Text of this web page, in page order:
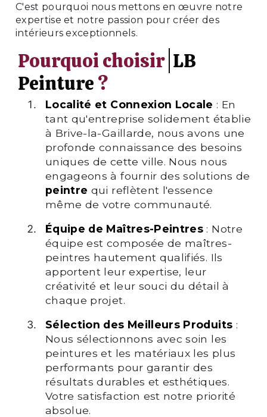
C'est pourquoi nous mettons en œuvre notre
expertise et notre passion pour créer des
intérieurs exceptionnels.
Pourquoi choisir LB
Peinture?
Localité et Connexion Locale : En
tant qu'entreprise solidement établie
à Brive-la-Gaillarde, nous avons une
profonde connaissance des besoins
uniques de cette ville. Nous nous
engageons à fournir des solutions de
peintre qui reflètent l'essence
même de votre communauté.
Équipe de Maîtres-Peintres : Notre
équipe est composée de maîtres-
peintres hautement qualifiés. Ils
apportent leur expertise, leur
créativité et leur souci du détail à
chaque projet.
Sélection des Meilleurs Produits :
Nous sélectionnons avec soin les
peintures et les matériaux les plus
performants pour garantir des
résultats durables et esthétiques.
Votre satisfaction est notre priorité
absolue.